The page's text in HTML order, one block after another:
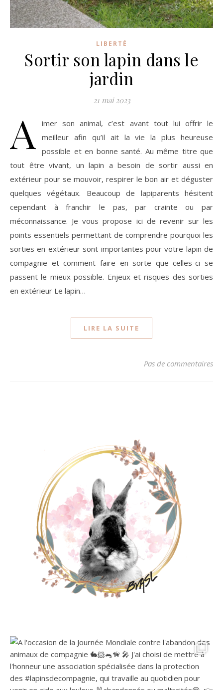
LIBERTÉ
Sortir son lapin dans le
jardin
21 mai 2023
A
imer son animal, c’est avant tout lui offrir le
meilleur afin qu’il ait la vie la plus heureuse
possible et en bonne santé. Au même titre que
tout être vivant, un lapin a besoin de sortir aussi en
extérieur pour se mouvoir, respirer le bon air et déguster
quelques végétaux. Beaucoup de lapiparents hésitent
cependant à franchir le pas, par crainte ou par
méconnaissance. Je vous propose ici de revenir sur les
points essentiels permettant de comprendre pourquoi les
sorties en extérieur sont importantes pour votre lapin de
compagnie et comment faire en sorte que celles-ci se
passent le mieux possible. Enjeux et risques des sorties
en extérieur Le lapin…
LIRE LA SUITE
Pas de commentaires